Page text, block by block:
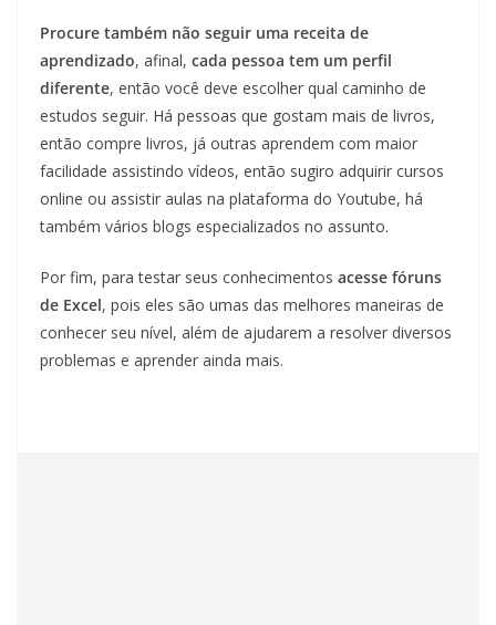
Procure também não seguir uma receita de
aprendizado, afinal, cada pessoa tem um perfil
diferente, então você deve escolher qual caminho de
estudos seguir. Há pessoas que gostam mais de livros,
então compre livros, já outras aprendem com maior
facilidade assistindo vídeos, então sugiro adquirir cursos
online ou assistir aulas na plataforma do Youtube, há
também vários blogs especializados no assunto.
Por fim, para testar seus conhecimentos acesse fóruns
de Excel, pois eles são umas das melhores maneiras de
conhecer seu nível, além de ajudarem a resolver diversos
problemas e aprender ainda mais.